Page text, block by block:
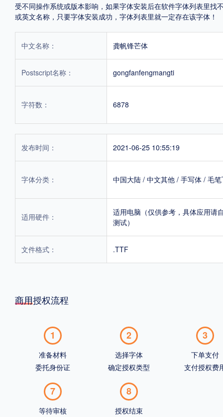
受不同操作系统或版本影响，如果字体安装后在软件字体列表里
或英文名称，只要字体安装成功，字体列表里就一定存在该字体！
中文名称： 龚帆锋芒体
Postscript名称： gongfanfengmangti
字符数： 6878
发布时间： 2021-06-25 10:55:19
字体分类： 中国大陆 / 中文其他 / 手写体 / 毛
适用硬件：
适用电脑（仅供参考，具体应用请
测试）
文件格式： .TTF
商用授权流程
1
准备材料
委托身份证
2
选择字体
确定授权类型
3
下单支付
支付授权费
7
等待审核
8
授权结束